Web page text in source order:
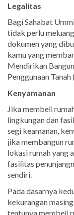
Legalitas
Bagi Sahabat
tidak perlu
dokumen yang
kamu yang
Mendirikan
Penggunaan
Kenyamanan
Jika membeli
lingkungan dan
segi keamanan,
jika membangun
lokasi rumah yang
fasilitas
sendiri.
Pada dasarnya
kekurangan
tentunya membeli